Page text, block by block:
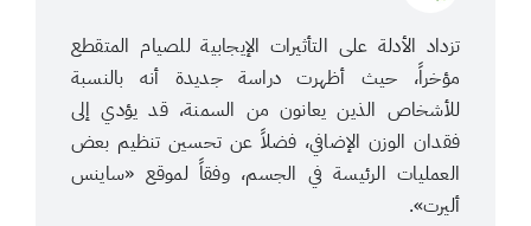
تزداد الأدلة على التأثيرات الإيجابية للصيام المتقطع
مؤخراً، حيث أظهرت دراسة جديدة أنه بالنسبة
للأشخاص الذين يعانون من السمنة، قد يؤدي إلى
فقدان الوزن الإضافي، فضلاً عن تحسين تنظيم بعض
العمليات الرئيسة في الجسم، وفقاً لموقع «ساينس
أليرت».